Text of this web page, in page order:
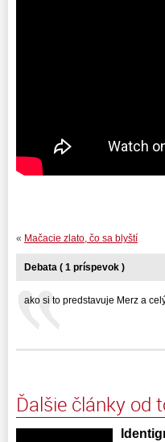
« Mačacie zlato, čo sa blyští
Debata ( 1 príspevok )
ako si to predstavuje Merz a
Ďalšie články od